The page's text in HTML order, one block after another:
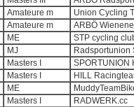
Amateure m
Union Cycling
Amateure m
ARBÖ
ME
STP cycling
MJ
Radsportunion
Masters I
SPORTUNION
Masters I
HILL
ME
Masters I
RADWERK.cc